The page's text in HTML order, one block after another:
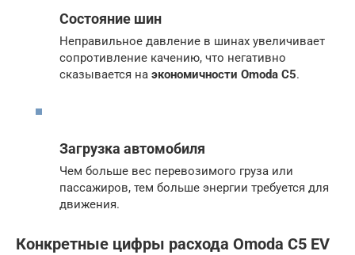
Состояние шин
Неправильное давление в шинах увеличивает
сопротивление качению, что негативно
сказывается на экономичности Omoda C5.
Загрузка автомобиля
Чем больше вес перевозимого груза или
пассажиров, тем больше энергии требуется для
движения.
Конкретные цифры расхода Omoda C5 EV